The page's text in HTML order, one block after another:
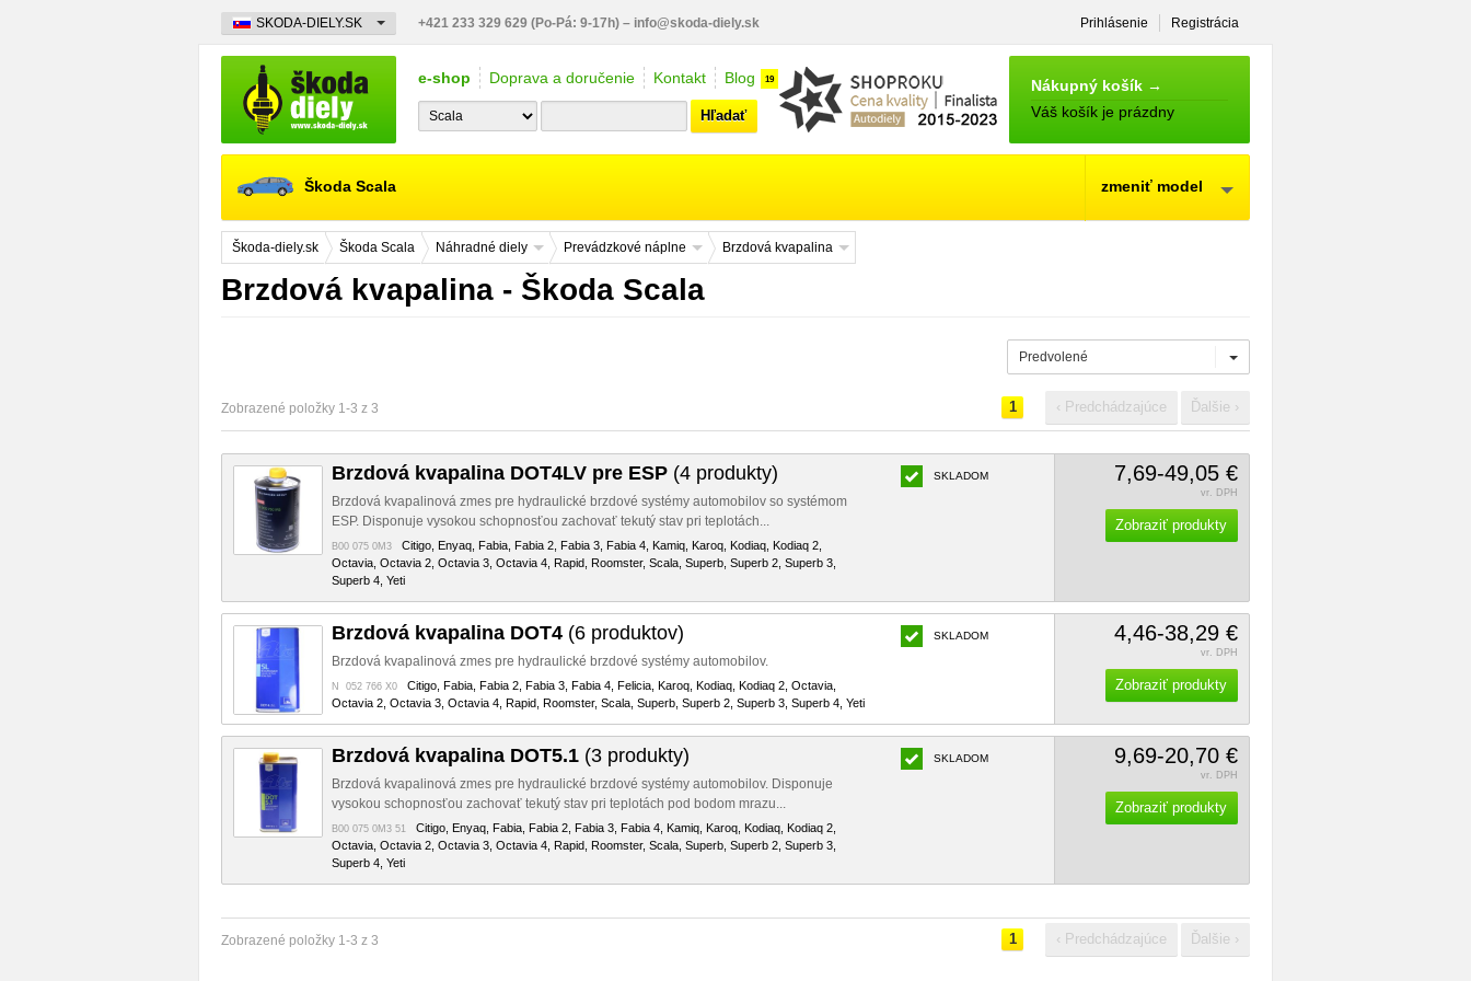
e-shop Doprava a doručenie Kontakt Blog 19
Hľadať
NÁKUPNÝ
KOŠÍK
Nákupný košík →
Váš košík je prázdny
Škoda Scala zmeniť model
Škoda-diely.sk Škoda Scala Náhradné diely Prevádzkové náplne Brzdová kvapalina
Brzdová kvapalina - Škoda Scala
‹ Predchádzajúce Ďalšie ›
Zobrazené položky 1-3 z 3 1
Brzdová kvapalina DOT4LV pre ESP (4 produkty)
Brzdová kvapalinová zmes pre hydraulické brzdové systémy automobilov so systémom
ESP. Disponuje vysokou schopnosťou zachovať tekutý stav pri teplotách...
B00 075 0M3 Citigo, Enyaq, Fabia, Fabia 2, Fabia 3, Fabia 4, Kamiq, Karoq, Kodiaq, Kodiaq 2,
Octavia, Octavia 2, Octavia 3, Octavia 4, Rapid, Roomster, Scala, Superb, Superb 2, Superb 3,
Superb 4, Yeti
SKLADOM 7,69-49,05 €
vr. DPH
Zobraziť produkty
Brzdová kvapalina DOT4 (6 produktov)
Brzdová kvapalinová zmes pre hydraulické brzdové systémy automobilov.
N 052 766 X0 Citigo, Fabia, Fabia 2, Fabia 3, Fabia 4, Felicia, Karoq, Kodiaq, Kodiaq 2, Octavia,
Octavia 2, Octavia 3, Octavia 4, Rapid, Roomster, Scala, Superb, Superb 2, Superb 3, Superb 4, Yeti
SKLADOM 4,46-38,29 €
vr. DPH
Zobraziť produkty
Brzdová kvapalina DOT5.1 (3 produkty)
Brzdová kvapalinová zmes pre hydraulické brzdové systémy automobilov. Disponuje
vysokou schopnosťou zachovať tekutý stav pri teplotách pod bodom mrazu...
B00 075 0M3 51 Citigo, Enyaq, Fabia, Fabia 2, Fabia 3, Fabia 4, Kamiq, Karoq, Kodiaq, Kodiaq 2,
Octavia, Octavia 2, Octavia 3, Octavia 4, Rapid, Roomster, Scala, Superb, Superb 2, Superb 3,
Superb 4, Yeti
SKLADOM 9,69-20,70 €
vr. DPH
Zobraziť produkty
‹ Predchádzajúce Ďalšie ›
Zobrazené položky 1-3 z 3 1
Predvolené
Prihlásenie Registrácia
SKODA-DIELY.SK +421 233 329 629 (Po-Pá: 9-17h) – info@skoda-diely.sk